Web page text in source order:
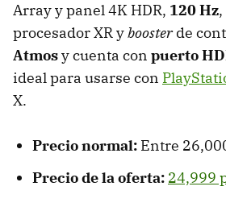
Array y panel 4K HDR, 120 Hz
procesador XR yboosterde
Atmosy cuenta con puerto
ideal para usarse con
X.
Precio normal: Entre
Precio de la oferta: 24,999